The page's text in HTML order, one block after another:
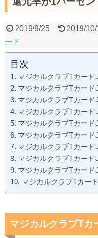
2019/9/25 2019/
ード
目次
マジカルクラブTカード
マジカルクラブTカード
マジカルクラブTカード
マジカルクラブTカード
マジカルクラブTカー
マジカルクラブTカード
マジカルクラブTカード
マジカルクラブTカード
マジカルクラブTカード
マジカルクラブTカー
マジカルクラブTカ